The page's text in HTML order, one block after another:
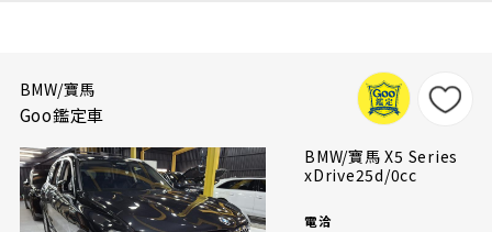
BMW/寶馬
Goo鑑定車
BMW/寶馬 X5 Series
xDrive25d/0cc
電洽